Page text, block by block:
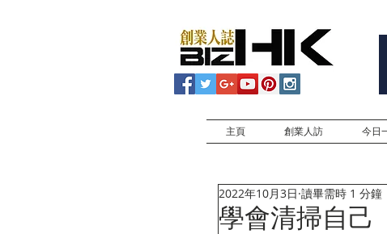
主頁 創業人訪 今日
學會清掃自己
2022年10月3日 讀畢需時 1 分鐘